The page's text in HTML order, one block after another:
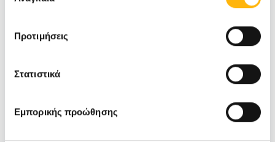
Προτιμήσεις
Στατιστικά
Εμπορικής προώθησης